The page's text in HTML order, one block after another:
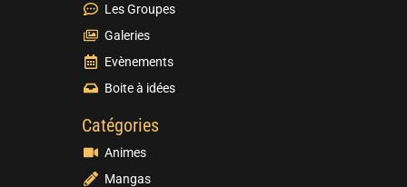
Les Groupes
Galeries
Evènements
Boite à idées
Catégories
Animes
Mangas